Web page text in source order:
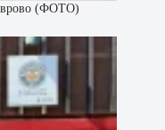
(ФОТО)